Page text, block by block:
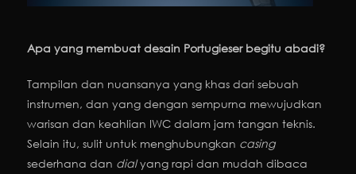
Apa yang membuat desain Portugieser begitu abadi?
Tampilan dan nuansanya yang khas dari sebuah
instrumen, dan yang dengan sempurna mewujudkan
warisan dan keahlian IWC dalam jam tangan teknis.
Selain itu, sulit untuk menghubungkan casing
sederhana dan dialyang rapi dan mudah dibaca